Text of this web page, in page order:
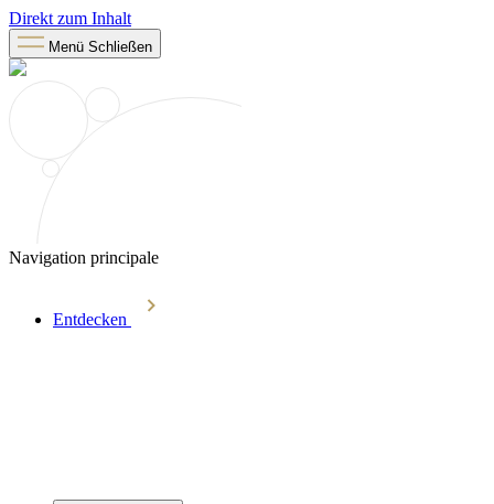
Direkt zum Inhalt
Menü Schließen
Navigation principale
Entdecken